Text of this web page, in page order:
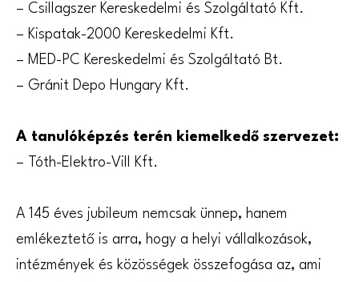
– Csillagszer Kereskedelmi és Szolgáltató Kft.
– Kispatak-2000 Kereskedelmi Kft.
– MED-PC Kereskedelmi és Szolgáltató Bt.
– Gránit Depo Hungary Kft.
A tanulóképzés terén kiemelkedő szervezet:
– Tóth-Elektro-Vill Kft.
A 145 éves jubileum nemcsak ünnep, hanem
emlékeztető is arra, hogy a helyi vállalkozások,
intézmények és közösségek összefogása az, ami